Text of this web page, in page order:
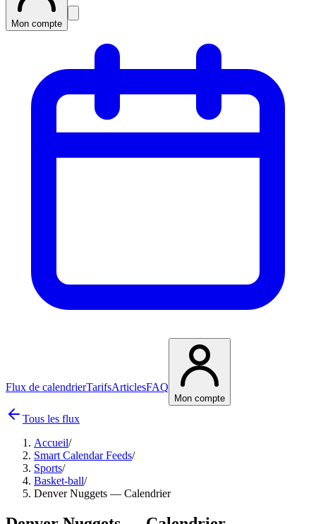
Mon compte
Flux de calendrierTarifsArticlesFAQ
Mon compte
Tous les flux
Accueil/
Smart Calendar Feeds/
Sports/
Basket-ball/
Denver Nuggets — Calendrier